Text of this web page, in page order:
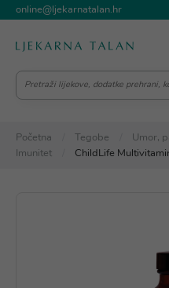
online@ljekarnatalan.hr
Početna Tegobe
Umor,
Imunitet
ChildLife